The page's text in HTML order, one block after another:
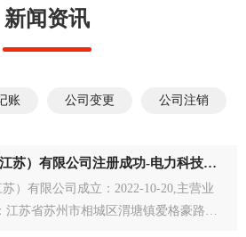
新闻资讯
账 公司变更 公司注销
苏）有限公司注册成功-电力科技发
）有限公司成立：2022-10-20,主营业
苏省苏州市相城区渭塘镇爱格豪路19